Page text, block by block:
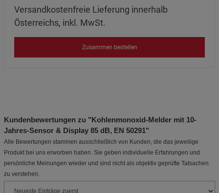
Versandkostenfreie Lieferung innerhalb
Österreichs, inkl. MwSt.
Zusammen bestellen
Kundenbewertungen zu "Kohlenmonoxid-Melder mit 10-
Jahres-Sensor & Display 85 dB, EN 50291"
Alle Bewertungen stammen ausschließlich von Kunden, die das jeweilige
Produkt bei uns erworben haben. Sie geben individuelle Erfahrungen und
persönliche Meinungen wieder und sind nicht als objektiv geprüfte Tatsachen
zu verstehen.